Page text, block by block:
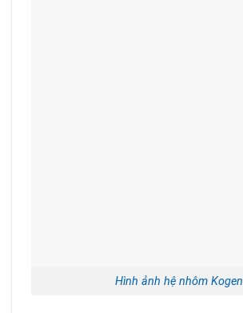
Hình ảnh hệ nhôm Kogen